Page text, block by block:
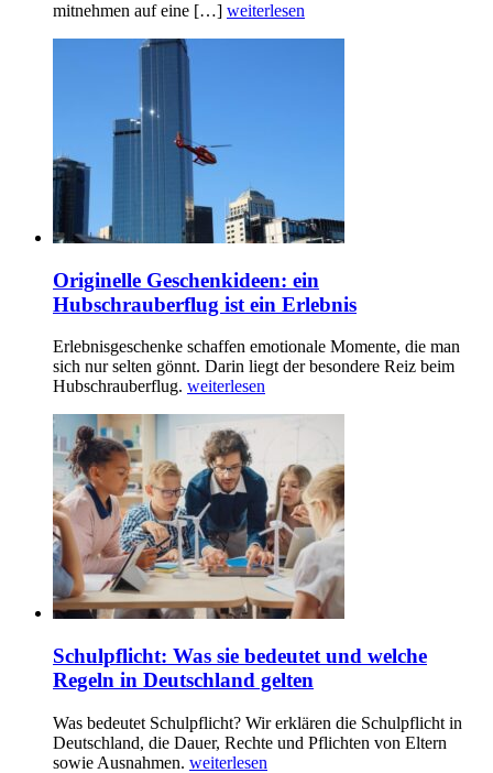
mitnehmen auf eine […] weiterlesen
Originelle Geschenkideen: ein
Hubschrauberflug ist ein Erlebnis
Erlebnisgeschenke schaffen emotionale Momente, die man
sich nur selten gönnt. Darin liegt der besondere Reiz beim
Hubschrauberflug. weiterlesen
Schulpflicht: Was sie bedeutet und welche
Regeln in Deutschland gelten
Was bedeutet Schulpflicht? Wir erklären die Schulpflicht in
Deutschland, die Dauer, Rechte und Pflichten von Eltern
sowie Ausnahmen. weiterlesen